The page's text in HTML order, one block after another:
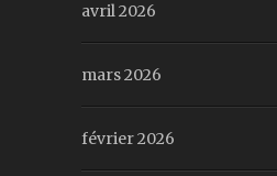
avril 2026
mars 2026
février 2026